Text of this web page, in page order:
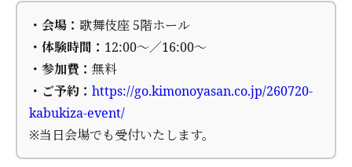
・会場： 歌舞伎座 5階ホール
・体験時間： 12:00～／16:00～
・参加費： 無料
・ご予約： https://go.kimonoyasan.co.jp/260720-
kabukiza-event/
※当日会場でも受付いたします。